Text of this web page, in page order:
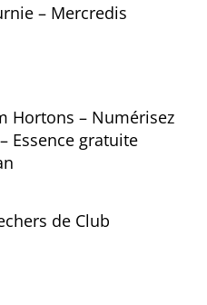
– Mercredis
Hortons – Numérisez
Essence gratuite
de Club